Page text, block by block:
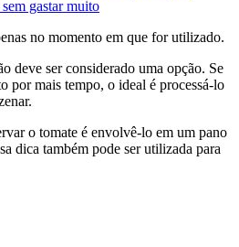
gastar muito
no momento em que for utilizado.
deve ser considerado uma opção. Se
por mais tempo, o ideal é processá-lo
o tomate é envolvê-lo em um pano
dica também pode ser utilizada para